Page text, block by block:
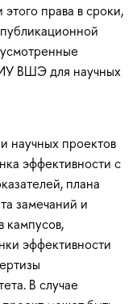
права в сроки,
ВШЭ для научных
научных проектов
эффективности с
плана
замечаний и
кампусов,
эффективности
В случае